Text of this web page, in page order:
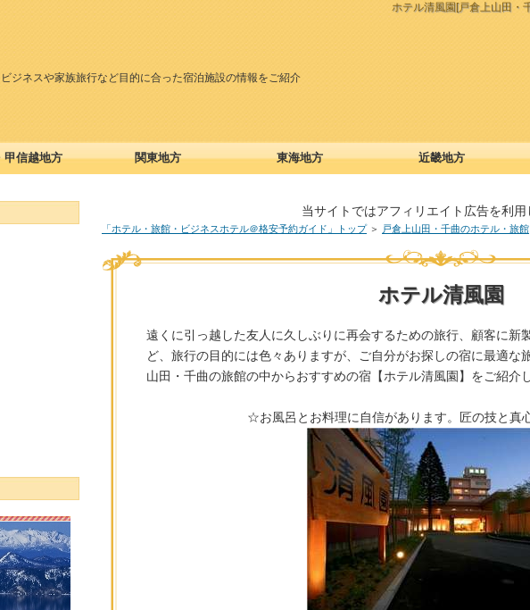
ホテル清風園[戸倉上山田・
ジネスや家族旅行など目的に合った宿泊施設の情報をご紹介
当サイトではアフィリエイト広告を利用
「ホテル・旅館・ビジネスホテル＠格安予約ガイド」トップ＞ 戸倉上山田・千曲のホテル・旅館
ホテル清風園
遠くに引っ越した友人に久しぶりに再会するための旅行、顧客に新
ど、旅行の目的には色々ありますが、ご自分がお探しの宿に最適な
山田・千曲の旅館の中からおすすめの宿【ホテル清風園】をご紹介
☆お風呂とお料理に自信があります。匠の技と真
甲信越地方 関東地方 東海地方 近畿地方